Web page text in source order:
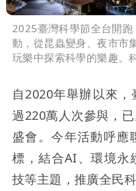
2025臺灣科學節全台開
動，從昆蟲變身、夜市市
玩樂中探索科學的樂趣。
自2020年舉辦以來
過220萬人次參與，
盛會。今年活動呼應
標，結合AI、環境永
技等主題，推廣全民